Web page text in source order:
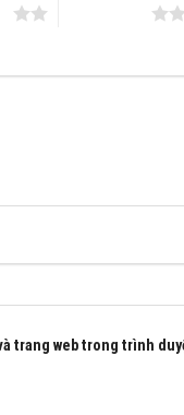
trang web trong trình